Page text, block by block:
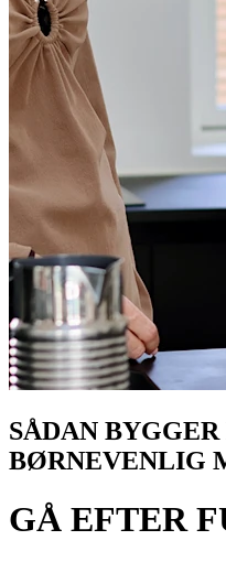
SÅDAN
BØRNEVENLIG
GÅ EFTER